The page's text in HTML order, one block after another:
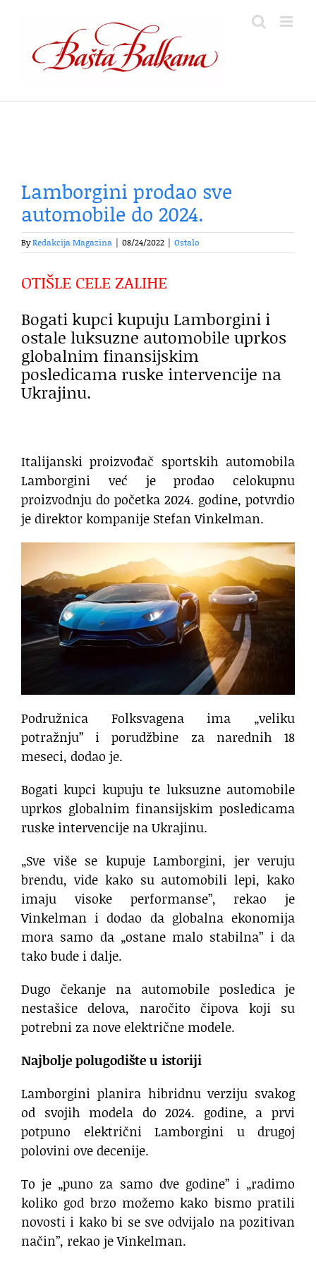
content
Lamborgini prodao sve
automobile do 2024.
ByRedakcija Magazina 08/24/2022 Ostalo
OTIŠLE CELE ZALIHE
Bogati kupci kupuju Lamborgini i
ostale luksuzne automobile uprkos
globalnim finansijskim
posledicama ruske intervencije na
Ukrajinu.
Italijanski proizvođač sportskih automobila
Lamborgini već je prodao celokupnu
proizvodnju do početka 2024. godine, potvrdio
je direktor kompanije Stefan Vinkelman.
Podružnica Folksvagena ima „veliku
potražnju” i porudžbine za narednih 18
meseci, dodao je.
Bogati kupci kupuju te luksuzne automobile
uprkos globalnim finansijskim posledicama
ruske intervencije na Ukrajinu.
„Sve više se kupuje Lamborgini, jer veruju
brendu, vide kako su automobili lepi, kako
imaju visoke performanse”, rekao je
Vinkelman i dodao da globalna ekonomija
mora samo da „ostane malo stabilna” i da
tako bude i dalje.
Dugo čekanje na automobile posledica je
nestašice delova, naročito čipova koji su
potrebni za nove električne modele.
Najbolje polugodište u istoriji
Lamborgini planira hibridnu verziju svakog
od svojih modela do 2024. godine, a prvi
potpuno električni Lamborgini u drugoj
polovini ove decenije.
To je „puno za samo dve godine” i „radimo
koliko god brzo možemo kako bismo pratili
novosti i kako bi se sve odvijalo na pozitivan
način”, rekao je Vinkelman.